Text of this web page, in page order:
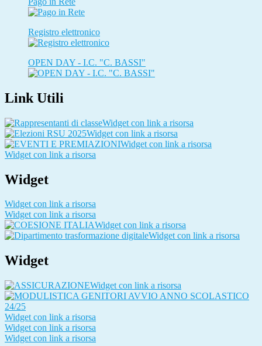
Registro elettronico
OPEN DAY - I.C. "C. BASSI"
Link Utili
Widget con link a risorsa
Widget con link a risorsa
Widget con link a risorsa
Widget con link a risorsa
Widget
Widget con link a risorsa
Widget con link a risorsa
Widget con link a risorsa
Widget con link a risorsa
Widget
Widget con link a risorsa
Widget con link a risorsa
Widget con link a risorsa
Widget con link a risorsa